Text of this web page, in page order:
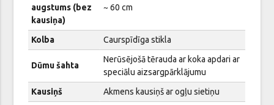
augstums (bez
kausiņa)
~ 60 cm
Kolba Caurspīdīga stikla
Dūmu šahta
Nerūsējošā tērauda ar koka apdari ar
speciālu aizsargpārklājumu
Kausiņš
Akmens kausiņš ar ogļu sietiņu